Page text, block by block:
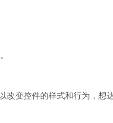
改变控件的样式和行为，想